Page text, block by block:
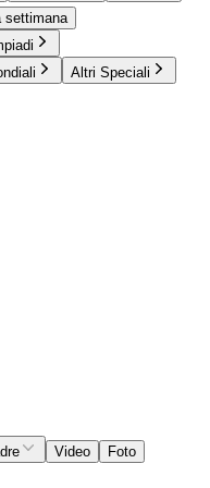
settimana
Altri Speciali
Video Foto